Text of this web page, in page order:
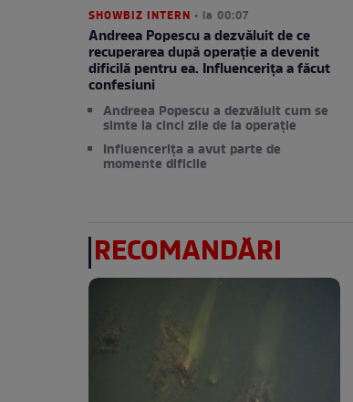
SHOWBIZ INTERN • la 00:07
Andreea Popescu a dezvăluit de ce
recuperarea după operație a devenit
dificilă pentru ea. Influencerița a făcut
confesiuni
Andreea Popescu a dezvăluit cum se
simte la cinci zile de la operație
Influencerița a avut parte de
momente dificile
RECOMANDĂRI